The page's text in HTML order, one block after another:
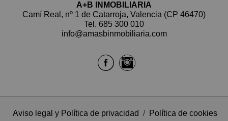
A+B INMOBILIARIA
Camí Real, nº 1 de Catarroja, Valencia (CP 46470)
Tel. 685 300 010
info@amasbinmobiliaria.com
Aviso legal y Política de privacidad / Política de cookies